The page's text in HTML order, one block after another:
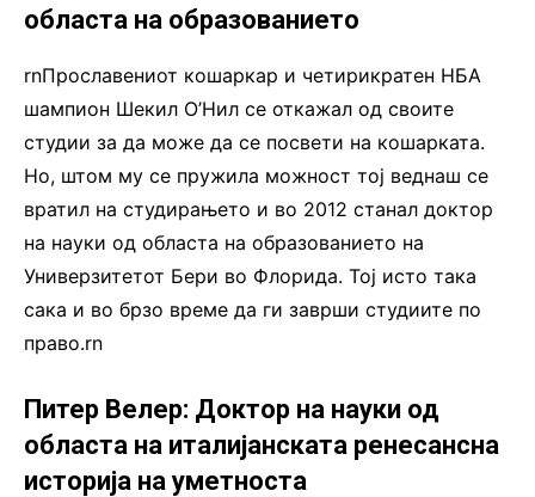
областа на образованието
rnПрославениот кошаркар и четирикратен НБА
шампион Шекил О’Нил се откажал од своите
студии за да може да се посвети на кошарката.
Но, штом му се пружила можност тој веднаш се
вратил на студирањето и во 2012 станал доктор
на науки од областа на образованието на
Универзитетот Бери во Флорида. Тој исто така
сака и во брзо време да ги заврши студиите по
право.rn
Питер Велер: Доктор на науки од
областа на италијанската ренесансна
историја на уметноста